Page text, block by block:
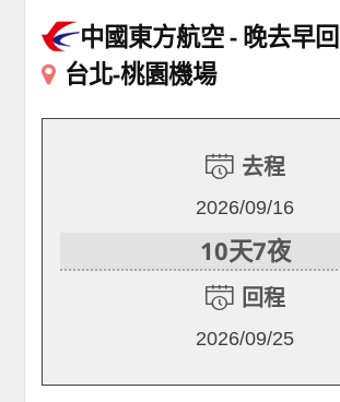
中國東方航空 晚去早回
台北-桃園機場
去程
2026/09/16
10天7夜
回程
2026/09/25